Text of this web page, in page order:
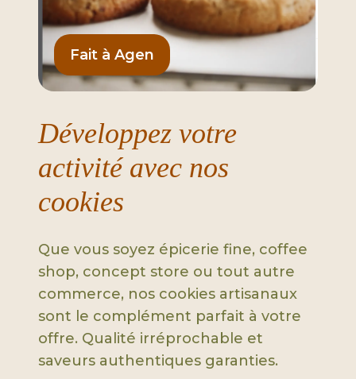
Développez votre
activité avec nos
cookies
Que vous soyez épicerie fine, coffee
shop, concept store ou tout autre
commerce, nos cookies artisanaux
sont le complément parfait à votre
offre. Qualité irréprochable et
saveurs authentiques garanties.
Fait à Agen